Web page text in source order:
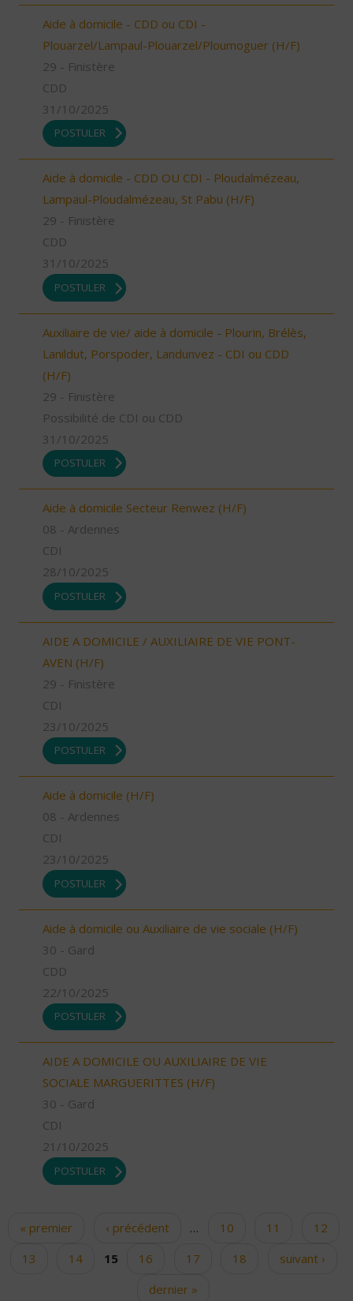
Aide à domicile - CDD ou CDI -
Plouarzel/Lampaul-Plouarzel/Ploumoguer (H/F)
29 - Finistère
CDD
31/10/2025
POSTULER
Aide à domicile - CDD OU CDI - Ploudalmézeau,
Lampaul-Ploudalmézeau, St Pabu (H/F)
29 - Finistère
CDD
31/10/2025
POSTULER
Auxiliaire de vie/ aide à domicile - Plourin, Brélès,
Lanildut, Porspoder, Landunvez - CDI ou CDD
(H/F)
29 - Finistère
Possibilité de CDI ou CDD
31/10/2025
POSTULER
Aide à domicile Secteur Renwez (H/F)
08 - Ardennes
CDI
28/10/2025
POSTULER
AIDE A DOMICILE / AUXILIAIRE DE VIE PONT-
AVEN (H/F)
29 - Finistère
CDI
23/10/2025
POSTULER
Aide à domicile (H/F)
08 - Ardennes
CDI
23/10/2025
POSTULER
Aide à domicile ou Auxiliaire de vie sociale (H/F)
30 - Gard
CDD
22/10/2025
POSTULER
AIDE A DOMICILE OU AUXILIAIRE DE VIE
SOCIALE MARGUERITTES (H/F)
30 - Gard
CDI
21/10/2025
POSTULER
Pages
« premier ‹ précédent … 10 11
12
13
14 15 16 17 18
suivant ›
dernier »